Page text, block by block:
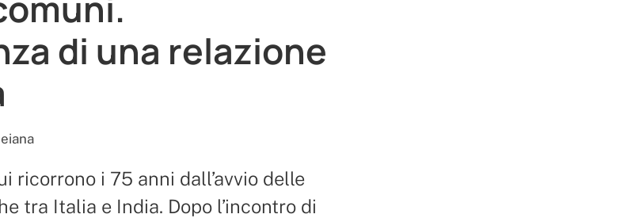
di una relazione
ricorrono i 75 anni dall’avvio delle
tra Italia e India. Dopo l’incontro di